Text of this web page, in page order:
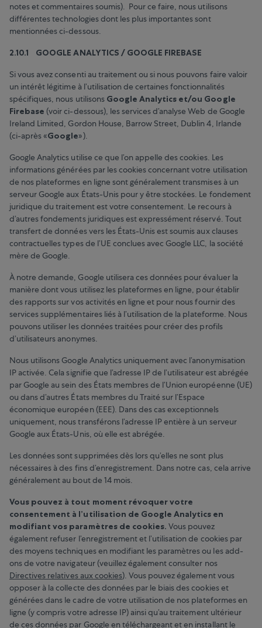
notes et commentaires soumis). Pour ce faire, nous utilisons
différentes technologies dont les plus importantes sont
mentionnées ci-dessous.
2.10.1 GOOGLE ANALYTICS / GOOGLE FIREBASE
Si vous avez consenti au traitement ou si nous pouvons faire valoir
un intérêt légitime à l’utilisation de certaines fonctionnalités
spécifiques, nous utilisons Google Analytics et/ou Google
Firebase (voir ci-dessous), les services d’analyse Web de Google
Ireland Limited, Gordon House, Barrow Street, Dublin 4, Irlande
(ci-après «Google»).
Google Analytics utilise ce que l’on appelle des cookies. Les
informations générées par les cookies concernant votre utilisation
de nos plateformes en ligne sont généralement transmises à un
serveur Google aux États-Unis pour y être stockées. Le fondement
juridique du traitement est votre consentement. Le recours à
d’autres fondements juridiques est expressément réservé. Tout
transfert de données vers les États-Unis est soumis aux clauses
contractuelles types de l’UE conclues avec Google LLC, la société
mère de Google.
À notre demande, Google utilisera ces données pour évaluer la
manière dont vous utilisez les plateformes en ligne, pour établir
des rapports sur vos activités en ligne et pour nous fournir des
services supplémentaires liés à l’utilisation de la plateforme. Nous
pouvons utiliser les données traitées pour créer des profils
d’utilisateurs anonymes.
Nous utilisons Google Analytics uniquement avec l’anonymisation
IP activée. Cela signifie que l’adresse IP de l’utilisateur est abrégée
par Google au sein des États membres de l’Union européenne (UE)
ou dans d’autres États membres du Traité sur l’Espace
économique européen (EEE). Dans des cas exceptionnels
uniquement, nous transférons l’adresse IP entière à un serveur
Google aux États-Unis, où elle est abrégée.
Les données sont supprimées dès lors qu’elles ne sont plus
nécessaires à des fins d’enregistrement. Dans notre cas, cela arrive
généralement au bout de 14 mois.
Vous pouvez à tout moment révoquer votre
consentement à l’utilisation de Google Analytics en
modifiant vos paramètres de cookies.Vous pouvez
également refuser l’enregistrement et l’utilisation de cookies par
des moyens techniques en modifiant les paramètres ou les add-
ons de votre navigateur (veuillez également consulter nos
Directives relatives aux cookies). Vous pouvez également vous
opposer à la collecte des données par le biais des cookies et
générées dans le cadre de votre utilisation de nos plateformes en
ligne (y compris votre adresse IP) ainsi qu’au traitement ultérieur
de ces données par Google en téléchargeant et en installant le